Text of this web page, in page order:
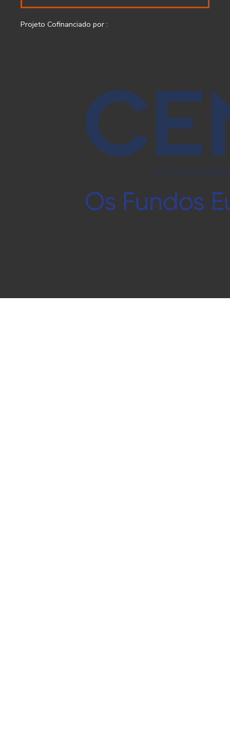
Projeto Cofinanciado por :